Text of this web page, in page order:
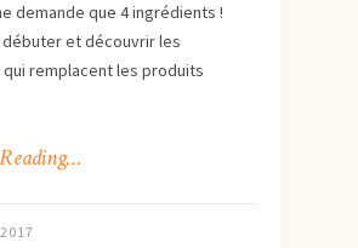
demande que 4 ingrédients !
et découvrir les
remplacent les produits